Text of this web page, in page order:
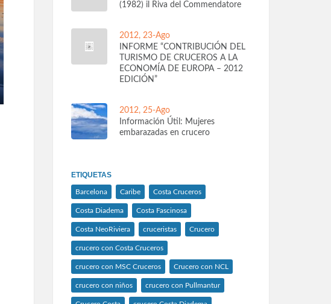
(1982) il Riva del Commendatore
2012, 23-Ago
INFORME “CONTRIBUCIÓN DEL
TURISMO DE CRUCEROS A LA
ECONOMÍA DE EUROPA – 2012
EDICIÓN”
2012, 25-Ago
Información Útil: Mujeres
embarazadas en crucero
ETIQUETAS
Barcelona Caribe Costa Cruceros
Costa Diadema Costa Fascinosa
Costa NeoRiviera cruceristas Crucero
crucero con Costa Cruceros
crucero con MSC Cruceros Crucero con NCL
crucero con niños crucero con Pullmantur